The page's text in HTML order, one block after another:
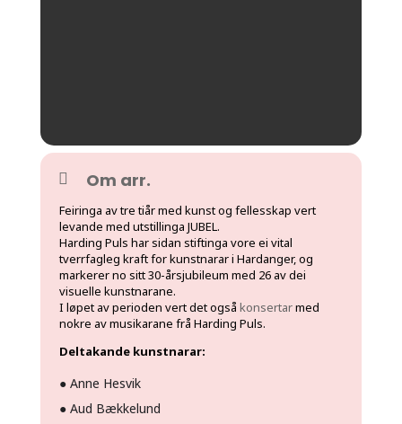
Om arr.
Feiringa av tre tiår med kunst og fellesskap vert
levande med utstillinga JUBEL.
Harding Puls har sidan stiftinga vore ei vital
tverrfagleg kraft for kunstnarar i Hardanger, og
markerer no sitt 30-årsjubileum med 26 av dei
visuelle kunstnarane.
I løpet av perioden vert det også konsertarmed
nokre av musikarane frå Harding Puls.
Deltakande kunstnarar:
● Anne Hesvik
● Aud Bækkelund